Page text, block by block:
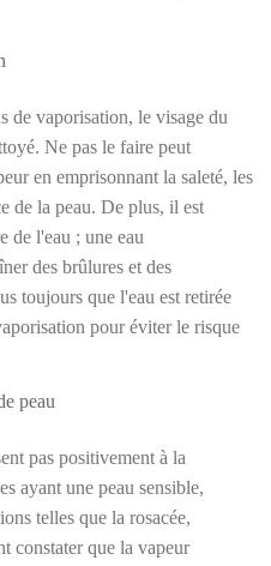
de vaporisation, le visage du
Ne pas le faire peut
en emprisonnant la saleté, les
de la peau. De plus, il est
de l'eau ; une eau
des brûlures et des
toujours que l'eau est retirée
pour éviter le risque
peau
pas positivement à la
ayant une peau sensible,
telles que la rosacée,
constater que la vapeur